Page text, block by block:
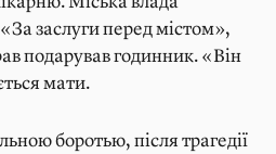
заслуги перед містом»,
подарував годинник. «Він
мати.
боротью, після трагедії